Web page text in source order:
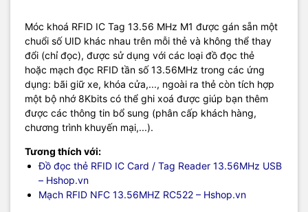
Móc khoá RFID IC Tag 13.56 MHz M1 được gán sẵn một
chuổi số UID khác nhau trên mỗi thẻ và không thể thay
đổi (chỉ đọc), được sử dụng với các loại đồ đọc thẻ
hoặc mạch đọc RFID tần số 13.56MHz trong các ứng
dụng: bãi giữ xe, khóa cửa,..., ngoài ra thẻ còn tích hợp
một bộ nhớ 8Kbits có thể ghi xoá được giúp bạn thêm
được các thông tin bổ sung (phân cấp khách hàng,
chương trình khuyến mại,...).
Tương thích với:
Đồ đọc thẻ RFID IC Card / Tag Reader 13.56MHz USB
– Hshop.vn
Mạch RFID NFC 13.56MHZ RC522 – Hshop.vn